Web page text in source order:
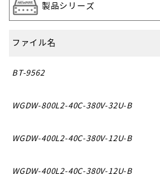
ファイル名
BT-9562
WGDW-800L2-40C-380V-32U-B
WGDW-400L2-40C-380V-12U-B
WGDW-400L2-40C-380V-12U-B